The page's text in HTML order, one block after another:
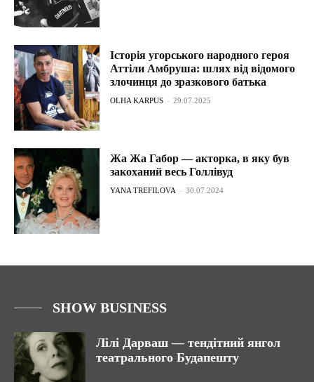
Історія угорського народного героя
Аттіли Амбруша: шлях від відомого
злочинця до зразкового батька
OLHA KARPUS - 29.07.2025
Жа Жа Габор — акторка, в яку був
закоханий весь Голлівуд
YANA TREFILOVA - 30.07.2024
SHOW BUSINESS
Лілі Дарваш — тендітний янгол
театрального Будапешту